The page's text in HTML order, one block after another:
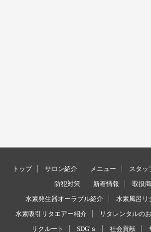
トップ サロン紹介 メニュー スタッ
防犯対策
新着情報
取扱
水素発生器オーラブル紹介
水素風呂リ
水素吸引リタエアー紹介
リタレンタルの
リクルート
SDG'ｓ 社会貢献